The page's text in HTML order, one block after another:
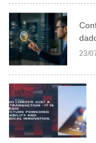
23/